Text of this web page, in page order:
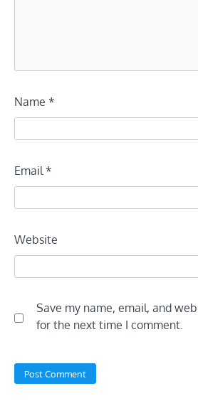
Name *
Email *
Website
Save my name, email, and
for the next time I comment.